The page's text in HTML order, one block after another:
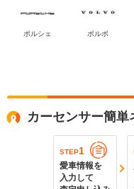
ポルシェ ボルボ
カーセンサー簡
STEP1
愛車情報を
入力して